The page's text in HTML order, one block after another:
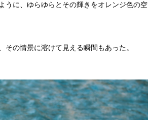
うに、ゆらゆらとその輝きをオレンジ色の空
の情景に溶けて見える瞬間もあった。